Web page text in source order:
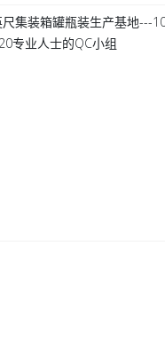
集装箱罐瓶装生产基地---
专业人士的QC小组